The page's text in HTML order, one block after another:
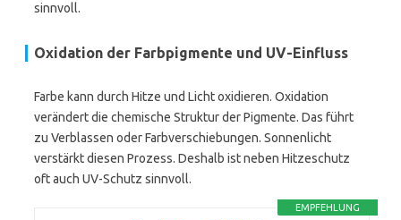
sinnvoll.
Oxidation der Farbpigmente und UV-Einfluss
Farbe kann durch Hitze und Licht oxidieren. Oxidation
verändert die chemische Struktur der Pigmente. Das führt
zu Verblassen oder Farbverschiebungen. Sonnenlicht
verstärkt diesen Prozess. Deshalb ist neben Hitzeschutz
oft auch UV-Schutz sinnvoll.
EMPFEHLUNG